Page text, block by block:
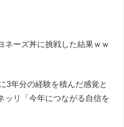
ネッリ「今年につながる自
RSS
ネーズ丼に挑戦した結果ｗｗ
3年分の経験を積んだ感覚と
ッリ「今年につながる自信を